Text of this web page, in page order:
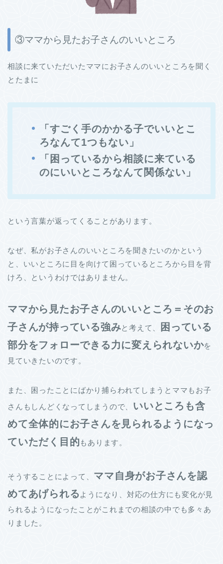
③ママから見たお子さんのいいところ
相談に来ていただいたママにお子さんのいいところを聞く
とたまに
「すごく手のかかる子でいいとこ
ろなんて1つもない」
「困っているから相談に来ている
のにいいところなんて関係ない」
という言葉が返ってくることがあります。
なぜ、私がお子さんのいいところを聞きたいのかという
と、いいところに目を向けて困っているところから目を背
けろ、というわけではありません。
ママから見たお子さんのいいところ＝そのお
子さんが持っている強みと考えて、
困っている
部分をフォローできる力に変えられないかを
見ていきたいのです。
また、困ったことにばかり捕らわれてしまうとママもお子
さんもしんどくなってしまうので、 いいところも含
めて全体的にお子さんを見られるようになっ
ていただく目的 もあります。
そうすることによって、 ママ自身がお子さんを認
めてあげられる ようになり、対応の仕方にも変化が見
られるようになったことがこれまでの相談の中でも多々あ
りました。